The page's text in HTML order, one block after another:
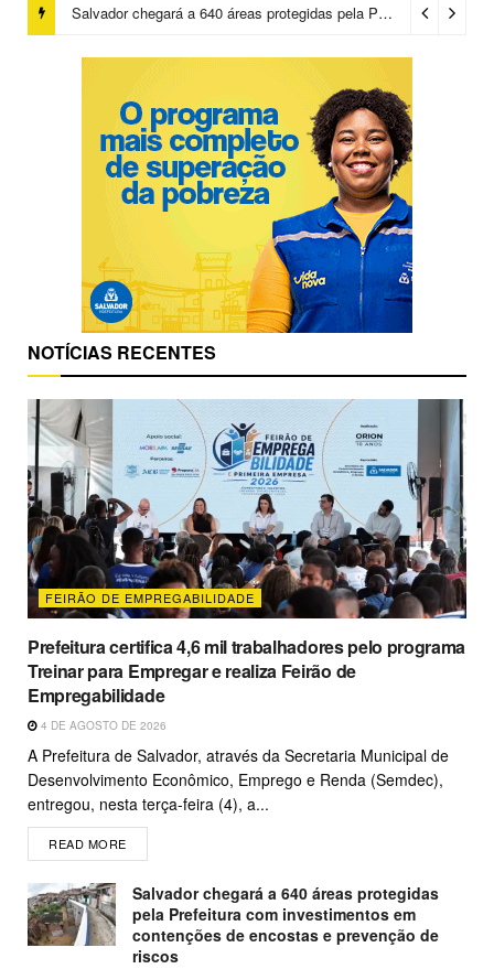
Salvador chegará a 640 áreas protegidas pela Prefeitura com investimentos em contenções de encostas e prevenção de riscos
NOTÍCIAS RECENTES
FEIRÃO DE EMPREGABILIDADE
Prefeitura certifica 4,6 mil trabalhadores pelo programa
Treinar para Empregar e realiza Feirão de
Empregabilidade
4 DE AGOSTO DE 2026
A Prefeitura de Salvador, através da Secretaria Municipal de
Desenvolvimento Econômico, Emprego e Renda (Semdec),
entregou, nesta terça-feira (4), a...
READ MORE
Salvador chegará a 640 áreas protegidas
pela Prefeitura com investimentos em
contenções de encostas e prevenção de
riscos